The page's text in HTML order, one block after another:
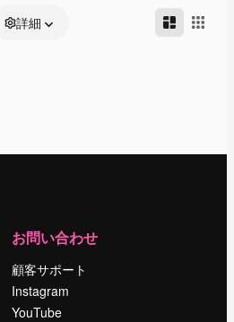
詳細
お問い合わせ
顧客サポート
Instagram
YouTube